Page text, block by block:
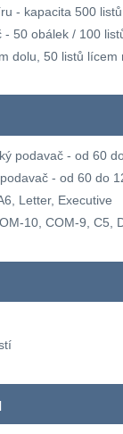
- kapacita 500
50 obálek / 100
dolu, 50 listů lícem
podavač - od 60
- od 60 do
Letter, Executive
10, COM-9, C5,